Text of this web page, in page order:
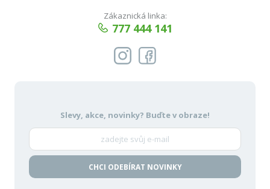
Zákaznická linka:
777 444 141
Slevy, akce, novinky? Buďte v obraze!
CHCI ODEBÍRAT NOVINKY